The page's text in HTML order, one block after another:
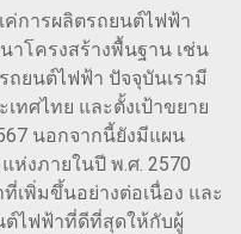
ค่การผลิตรถยนต์ไฟฟ้า
โครงสร้างพื้นฐาน เช่น
ถยนต์ไฟฟ้า ปัจจุบันเรามี
ทศไทย และตั้งเป้าขยาย
นอกจากนี้ยังมีแผน
ห่งภายในปี พ.ศ. 2570
เพิ่มขึ้นอย่างต่อเนื่อง และ
ไฟฟ้าที่ดีที่สุดให้กับผู้